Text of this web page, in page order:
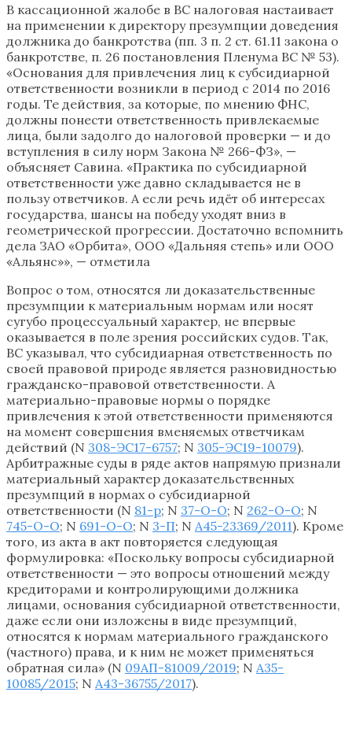
В кассационной жалобе в ВС налоговая настаивает
на применении к директору презумпции доведения
должника до банкротства (пп. 3 п. 2 ст. 61.11 закона о
банкротстве, п. 26 постановления Пленума ВС № 53).
«Основания для привлечения лиц к субсидиарной
ответственности возникли в период с 2014 по 2016
годы. Те действия, за которые, по мнению ФНС,
должны понести ответственность привлекаемые
лица, были задолго до налоговой проверки — и до
вступления в силу норм Закона № 266-ФЗ», —
объясняет Савина. «Практика по субсидиарной
ответственности уже давно складывается не в
пользу ответчиков. А если речь идёт об интересах
государства, шансы на победу уходят вниз в
геометрической прогрессии. Достаточно вспомнить
дела ЗАО «Орбита», ООО «Дальняя степь» или ООО
«Альянс»», — отметила
Вопрос о том, относятся ли доказательственные
презумпции к материальным нормам или носят
сугубо процессуальный характер, не впервые
оказывается в поле зрения российских судов. Так,
ВС указывал, что субсидиарная ответственность по
своей правовой природе является разновидностью
гражданско-правовой ответственности. А
материально-правовые нормы о порядке
привлечения к этой ответственности применяются
на момент совершения вменяемых ответчикам
действий (N 308-ЭС17-6757; N 305-ЭС19-10079).
Арбитражные суды в ряде актов напрямую признали
материальный характер доказательственных
презумпций в нормах о субсидиарной
ответственности (N 81-р; N 37-О-О; N 262-О-О; N
745-О-О; N 691-О-О; N 3-П; N А45-23369/2011). Кроме
того, из акта в акт повторяется следующая
формулировка: «Поскольку вопросы субсидиарной
ответственности — это вопросы отношений между
кредиторами и контролирующими должника
лицами, основания субсидиарной ответственности,
даже если они изложены в виде презумпций,
относятся к нормам материального гражданского
(частного) права, и к ним не может применяться
обратная сила» (N 09АП-81009/2019; N А35-
10085/2015; N А43-36755/2017).